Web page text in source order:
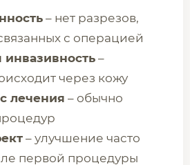
– нет разрезов,
с операцией
–
через кожу
лечения – обычно
– улучшение часто
первой процедуры